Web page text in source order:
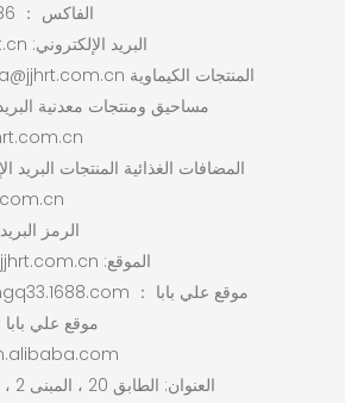
الفاكس ： 86 792 8131518
البريد الإلكتروني: admin@jjhrt.cn
المنتجات الكيماوية Email ： vera@jjhrt.com.cn
مساحيق ومنتجات معدنية
الرمز البريدي ：
الموقع: http: //www.jjhrt.com.cn
موقع علي بابا ： https: //wangq33.1688.com